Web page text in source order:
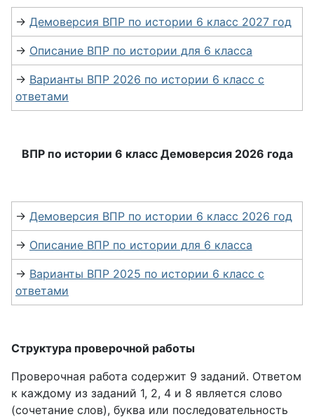
→ Демоверсия ВПР по истории 6 класс 2027 год
→ Описание ВПР по истории для 6 класса
→ Варианты ВПР 2026 по истории 6 класс с
ответами
ВПР по истории 6 класс Демоверсия 2026 года
→ Демоверсия ВПР по истории 6 класс 2026 год
→ Описание ВПР по истории для 6 класса
→ Варианты ВПР 2025 по истории 6 класс с
ответами
Структура проверочной работы
Проверочная работа содержит 9 заданий. Ответом
к каждому из заданий 1, 2, 4 и 8 является слово
(сочетание слов), буква или последовательность